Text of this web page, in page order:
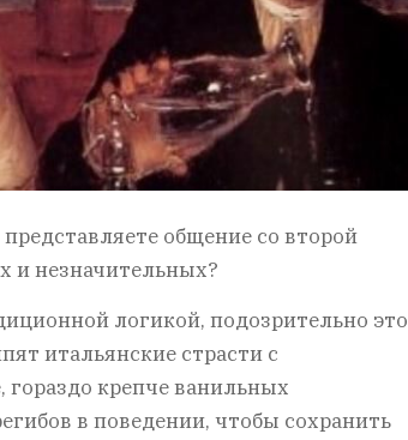
общение со второй
и незначительных?
логикой, подозрительно это
итальянские страсти с
крепче ванильных
в поведении, чтобы сохранить